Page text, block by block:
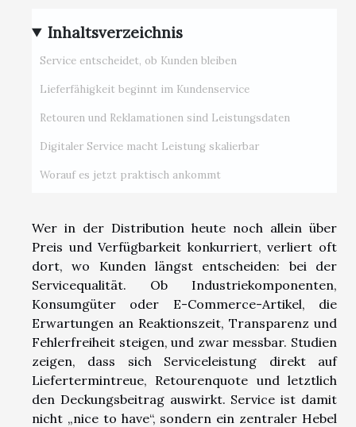
Inhaltsverzeichnis
Service entscheidet, ob Kunden bleiben
Lieferfähigkeit beginnt im Kundenservice
Retouren und Reklamationen sind Leistungsdaten
Digitaler Service macht Leistung skalierbar
Worauf es jetzt praktisch ankommt
Wer in der Distribution heute noch allein über
Preis und Verfügbarkeit konkurriert, verliert oft
dort, wo Kunden längst entscheiden: bei der
Servicequalität. Ob Industriekomponenten,
Konsumgüter oder E-Commerce-Artikel, die
Erwartungen an Reaktionszeit, Transparenz und
Fehlerfreiheit steigen, und zwar messbar. Studien
zeigen, dass sich Serviceleistung direkt auf
Liefertermintreue, Retourenquote und letztlich
den Deckungsbeitrag auswirkt. Service ist damit
nicht „nice to have“, sondern ein zentraler Hebel